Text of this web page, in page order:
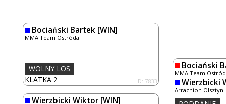
Bociański Bartek [WIN]
MMA Team Ostróda
KLATKA 2 ID: 7833
WOLNY LOS
Wierzbicki Wiktor [WIN]
Bociański
MMA Team
Wierzbicki
Arrachion Olsztyn